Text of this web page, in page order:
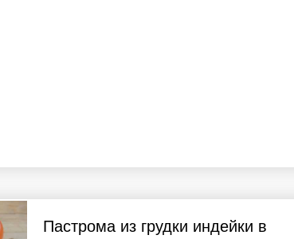
Пастрома из грудки индейки в